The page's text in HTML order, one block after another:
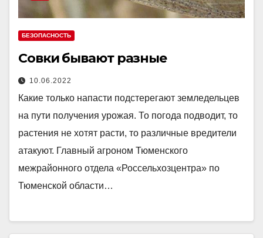
БЕЗОПАСНОСТЬ
Совки бывают разные
10.06.2022
Какие только напасти подстерегают земледельцев
на пути получения урожая. То погода подводит, то
растения не хотят расти, то различные вредители
атакуют. Главный агроном Тюменского
межрайонного отдела «Россельхозцентра» по
Тюменской области…